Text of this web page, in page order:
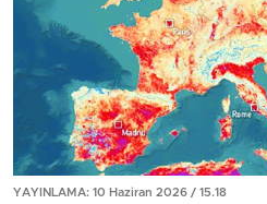
YAYINLAMA: 10 Haziran 2026 / 15.18